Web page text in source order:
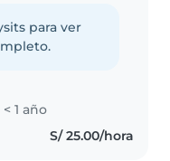
para ver
1 año
S/ 25.00/hora